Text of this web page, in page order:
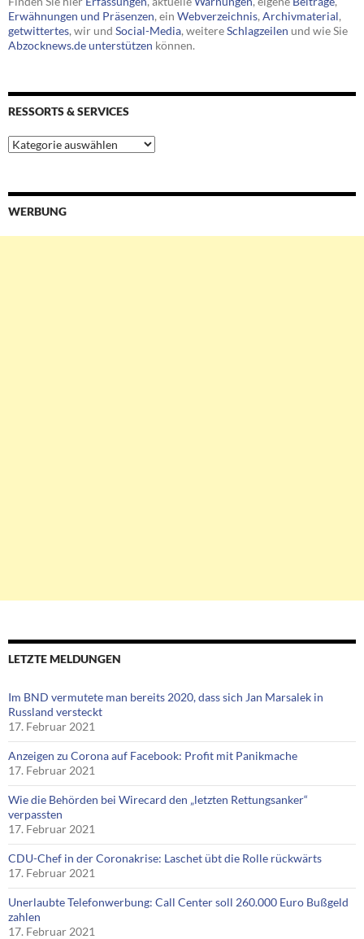
Erwähnungen und Präsenzen, ein Webverzeichnis, Archivmaterial,
getwittertes, wir und Social-Media, weitereSchlagzeilen und wie Sie
Abzocknews.de unterstützen können.
RESSORTS & SERVICES
Ressorts
&
WERBUNG
LETZTE MELDUNGEN
Im BND vermutete man bereits 2020, dass sich Jan Marsalek in
Russland versteckt
17. Februar 2021
Anzeigen zu Corona auf Facebook: Profit mit Panikmache
17. Februar 2021
Wie die Behörden bei Wirecard den „letzten Rettungsanker“
verpassten
17. Februar 2021
CDU-Chef in der Coronakrise: Laschet übt die Rolle rückwärts
17. Februar 2021
Unerlaubte Telefonwerbung: Call Center soll 260.000 Euro Bußgeld
zahlen
17. Februar 2021